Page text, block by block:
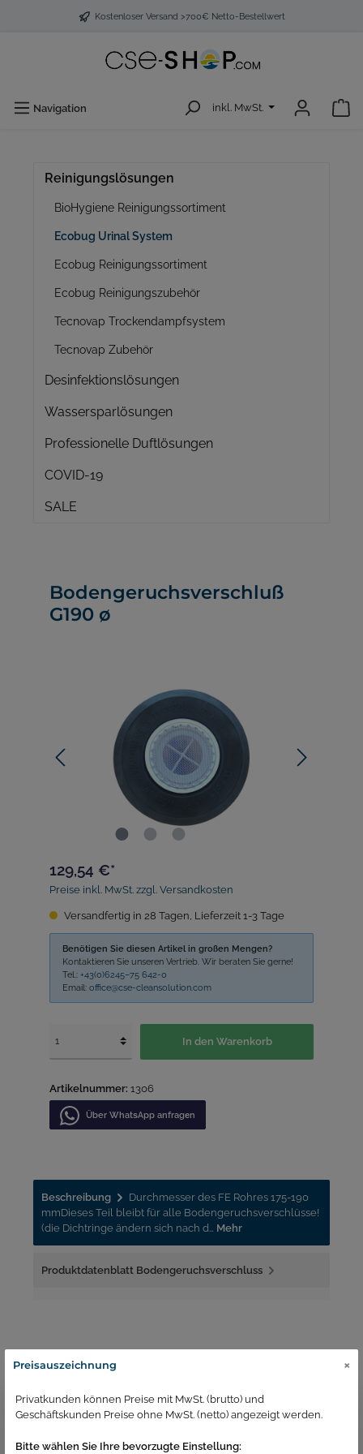
Kostenloser Versand >700€ Netto-Bestellwert
Navigation inkl. MwSt.
Reinigungslösungen
BioHygiene Reinigungssortiment
Ecobug Urinal System
Ecobug Reinigungssortiment
Ecobug Reinigungszubehör
Tecnovap Trockendampfsystem
Tecnovap Zubehör
Desinfektionslösungen
Wassersparlösungen
Professionelle Duftlösungen
COVID-19
SALE
Bodengeruchsverschluß
G190 ø
129,54 €*
Preise inkl. MwSt. zzgl. Versandkosten
Versandfertig in 28 Tagen, Lieferzeit 1-3 Tage
Benötigen Sie diesen Artikel in großen Mengen?
Kontaktieren Sie unseren Vertrieb. Wir beraten Sie gerne!
Tel.: +43(0)6245–75 642-0
Email: office@cse-cleansolution.com
In den Warenkorb
Artikelnummer: 1306
Über WhatѕApp anfragеn
Beschreibung
Durchmesser des FE Rohres 175-190
mmDieses Teil bleibt für alle Bodengeruchsverschlüsse!
(die Dichtringe ändern sich nach d… Mehr
Produktdatenblatt Bodengeruchsverschluss
Preisauszeichnung ×
Privatkunden können Preise mit MwSt. (brutto) und
Geschäftskunden Preise ohne MwSt. (netto) angezeigt werden.
Bitte wählen Sie Ihre bevorzugte Einstellung: